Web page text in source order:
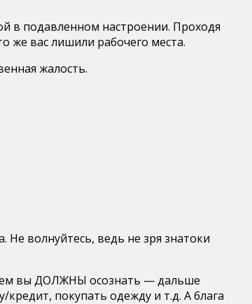
в подавленном настроении. Проходя
же вас лишили рабочего места.
жалость.
Не волнуйтесь, ведь не зря знатоки
вы ДОЛЖНЫ осознать — дальше
покупать одежду и т.д. А блага